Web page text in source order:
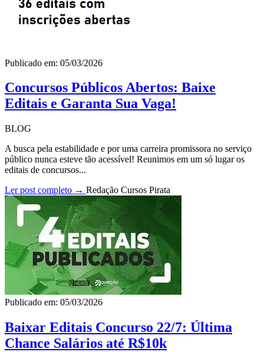
Publicado em: 05/03/2026
Concursos Públicos Abertos: Baixe
Editais e Garanta Sua Vaga!
BLOG
A busca pela estabilidade e por uma carreira promissora no serviço
público nunca esteve tão acessível! Reunimos em um só lugar os
editais de concursos...
Ler post completo → Redação Cursos Pirata
Publicado em: 05/03/2026
Baixar Editais Concurso 22/7: Última
Chance Salários até R$10k